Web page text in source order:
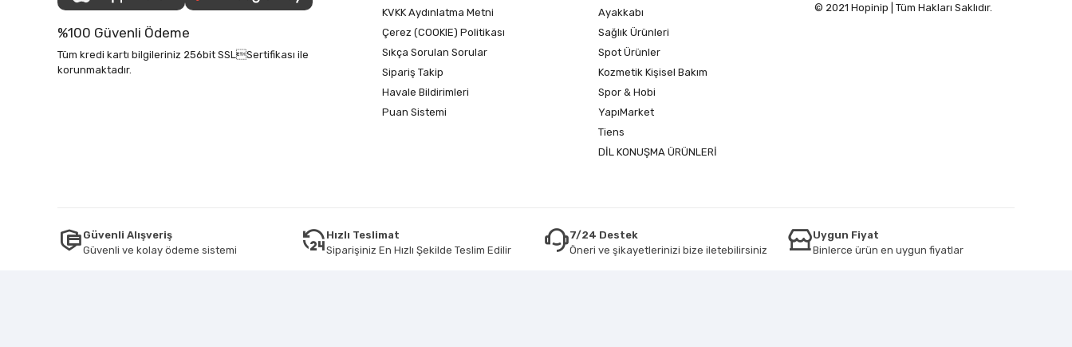
%100 Güvenli Ödeme
Tüm kredi kartı bilgileriniz 256bit SSLSertifikası ile
korunmaktadır.
KVKK Aydınlatma Metni
Çerez (COOKIE) Politikası
Sıkça Sorulan Sorular
Sipariş Takip
Havale Bildirimleri
Puan Sistemi
Ayakkabı
Sağlık Ürünleri
Spot Ürünler
Kozmetik Kişisel Bakım
Spor & Hobi
YapıMarket
Tiens
DİL KONUŞMA ÜRÜNLERİ
© 2021 Hopinip | Tüm Hakları Saklıdır.
Güvenli Alışveriş
Güvenli ve kolay ödeme sistemi
Hızlı Teslimat
Siparişiniz En Hızlı Şekilde Teslim Edilir
7/24 Destek
Öneri ve şikayetlerinizi bize iletebilirsiniz
Uygun Fiyat
Binlerce ürün en uygun fiyatlar